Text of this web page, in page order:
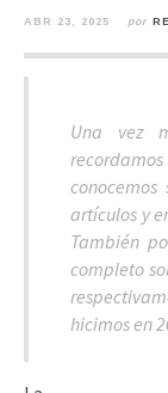
ABR 23, 2025 por
Una vez
artículos y
También
completo
hicimos en